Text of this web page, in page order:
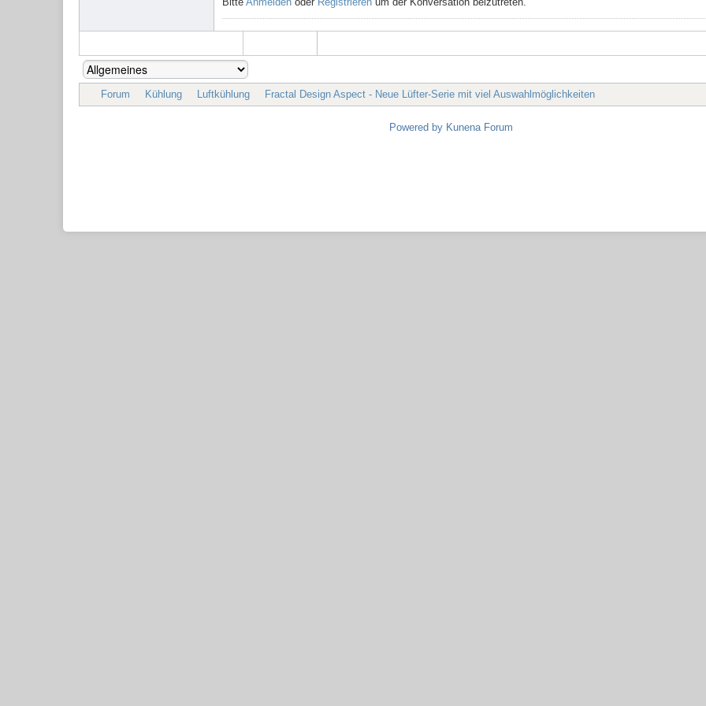
Forum Kühlung Luftkühlung Fractal Design Aspect - Neue Lüfter-Serie mit viel Auswahlmöglichkeiten
Powered by Kunena Forum